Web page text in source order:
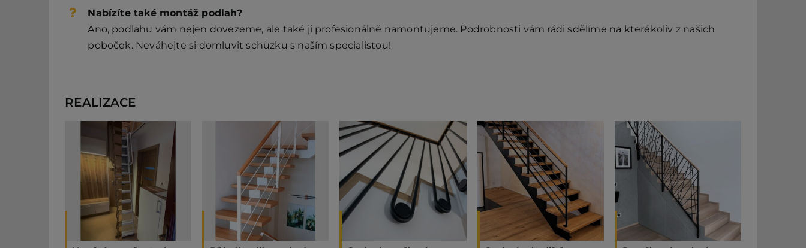
Nabízíte také montáž podlah?
Ano, podlahu vám nejen dovezeme, ale také ji profesionálně namontujeme. Podrobnosti vám rádi sdělíme na kterékoliv z našich
poboček. Neváhejte si domluvit schůzku s naším specialistou!
REALIZACE